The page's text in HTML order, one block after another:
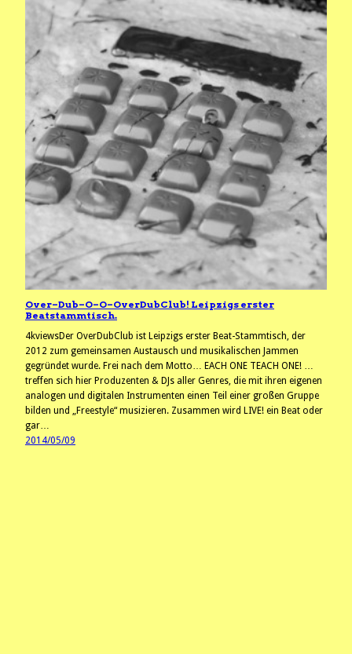
Over–Dub–O–O–OverDubClub! Leipzigs erster
Beatstammtisch.
4kviewsDer OverDubClub ist Leipzigs erster Beat-Stammtisch, der
2012 zum gemeinsamen Austausch und musikalischen Jammen
gegründet wurde. Frei nach dem Motto… EACH ONE TEACH ONE! …
treffen sich hier Produzenten & DJs aller Genres, die mit ihren eigenen
analogen und digitalen Instrumenten einen Teil einer großen Gruppe
bilden und „Freestyle“ musizieren. Zusammen wird LIVE! ein Beat oder
gar…
2014/05/09